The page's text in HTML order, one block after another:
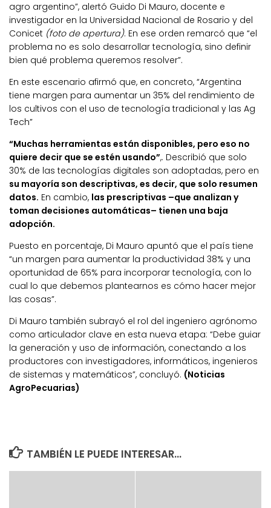
agro argentino”, alertó Guido Di Mauro, docente e
investigador en la Universidad Nacional de Rosario y del
Conicet (foto de apertura). En ese orden remarcó que “el
problema no es solo desarrollar tecnología, sino definir
bien qué problema queremos resolver”.
En este escenario afirmó que, en concreto, “Argentina
tiene margen para aumentar un 35% del rendimiento de
los cultivos con el uso de tecnología tradicional y las Ag
Tech”
“Muchas herramientas están disponibles, pero eso no
quiere decir que se estén usando”,. Describió que solo
30% de las tecnologías digitales son adoptadas, pero en
su mayoría son descriptivas, es decir, que solo resumen
datos. En cambio, las prescriptivas –que analizan y
toman decisiones automáticas– tienen una baja
adopción.
Puesto en porcentaje, Di Mauro apuntó que el país tiene
“un margen para aumentar la productividad 38% y una
oportunidad de 65% para incorporar tecnología, con lo
cual lo que debemos plantearnos es cómo hacer mejor
las cosas”.
Di Mauro también subrayó el rol del ingeniero agrónomo
como articulador clave en esta nueva etapa: “Debe guiar
la generación y uso de información, conectando a los
productores con investigadores, informáticos, ingenieros
de sistemas y matemáticos”, concluyó. (Noticias
AgroPecuarias)
TAMBIÉN LE PUEDE INTERESAR...